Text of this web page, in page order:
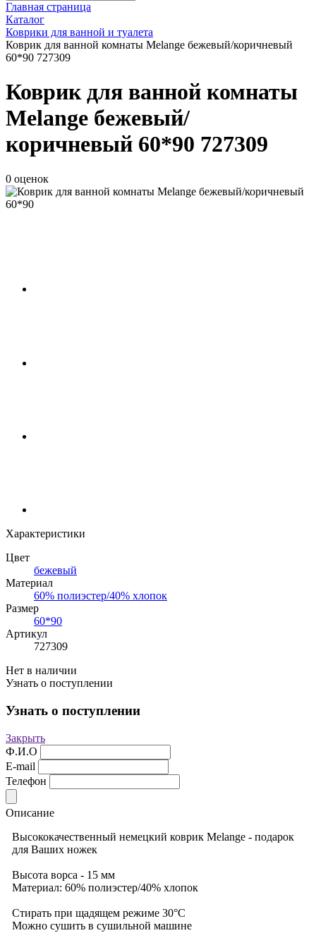
Главная страница
Каталог
Коврики для ванной и туалета
Коврик для ванной комнаты Melange бежевый/коричневый
60*90 727309
Коврик для ванной комнаты
Melange бежевый/
коричневый 60*90 727309
0 оценок
Характеристики
Цвет
бежевый
Материал
60% полиэстер/40% хлопок
Размер
60*90
Артикул
727309
Нет в наличии
Узнать о поступлении
Узнать о поступлении
Закрыть
Ф.И.О
E-mail
Телефон
Описание
Высококачественный немецкий коврик Melange - подарок
для Ваших ножек
Высота ворса - 15 мм
Материал: 60% полиэстер/40% хлопок
Стирать при щадящем режиме 30°С
Можно сушить в сушильной машине